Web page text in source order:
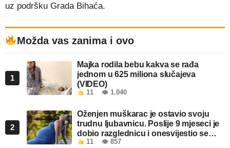
uz podršku Grada Bihaća.
Možda vas zanima i ovo
1
Majka rodila bebu kakva se rađa
jednom u 625 miliona slučajeva
(VIDEO)
11 👁 1.040
2
Oženjen muškarac je ostavio svoju
trudnu ljubavnicu. Poslije 9 mjeseci je
dobio razglednicu i onesvijestio se
kada je pročitao šta piše!
11 👁 857